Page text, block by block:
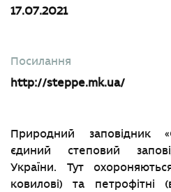
17.07.2021
Посилання
http://steppe.mk.ua/
Природний заповідник
єдиний степовий
України. Тут
ковилові) та петрофітні